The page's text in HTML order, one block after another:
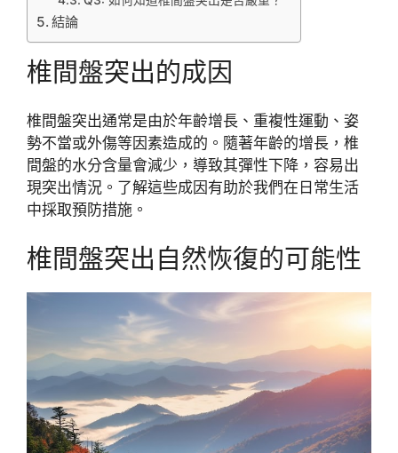
結論
椎間盤突出的成因
椎間盤突出通常是由於年齡增長、重複性運動、姿
勢不當或外傷等因素造成的。隨著年齡的增長，椎
間盤的水分含量會減少，導致其彈性下降，容易出
現突出情況。了解這些成因有助於我們在日常生活
中採取預防措施。
椎間盤突出自然恢復的可能性